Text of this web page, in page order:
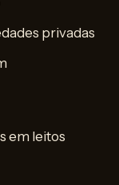
privadas
em leitos